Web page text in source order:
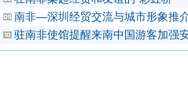
南非—深圳经贸交流与城市形象推
驻南非使馆提醒来南中国游客加强